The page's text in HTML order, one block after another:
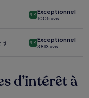
9.4Exceptionnel
1 005 avis
9.4Exceptionnel
3 813 avis
d’intérêt à